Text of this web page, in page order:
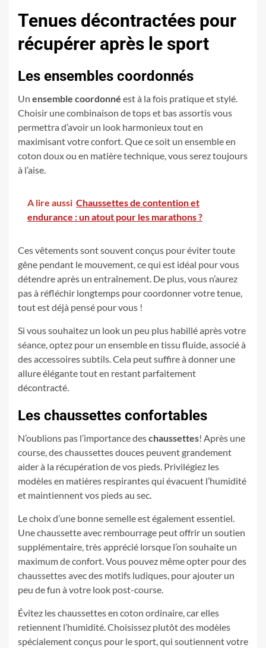
Tenues décontractées pour
récupérer après le sport
Les ensembles coordonnés
Un ensemble coordonné est à la fois pratique et stylé.
Choisir une combinaison de tops et bas assortis vous
permettra d’avoir un look harmonieux tout en
maximisant votre confort. Que ce soit un ensemble en
coton doux ou en matière technique, vous serez toujours
à l’aise.
A lire aussi Chaussettes de contention et
endurance : un atout pour les marathons ?
Ces vêtements sont souvent conçus pour éviter toute
gêne pendant le mouvement, ce qui est idéal pour vous
détendre après un entraînement. De plus, vous n’aurez
pas à réfléchir longtemps pour coordonner votre tenue,
tout est déjà pensé pour vous !
Si vous souhaitez un look un peu plus habillé après votre
séance, optez pour un ensemble en tissu fluide, associé à
des accessoires subtils. Cela peut suffire à donner une
allure élégante tout en restant parfaitement
décontracté.
Les chaussettes confortables
N’oublions pas l’importance deschaussettes! Après une
course, des chaussettes douces peuvent grandement
aider à la récupération de vos pieds. Privilégiez les
modèles en matières respirantes qui évacuent l’humidité
et maintiennent vos pieds au sec.
Le choix d’une bonne semelle est également essentiel.
Une chaussette avec rembourrage peut offrir un soutien
supplémentaire, très apprécié lorsque l’on souhaite un
maximum de confort. Vous pouvez même opter pour des
chaussettes avec des motifs ludiques, pour ajouter un
peu de fun à votre look post-course.
Évitez les chaussettes en coton ordinaire, car elles
retiennent l’humidité. Choisissez plutôt des modèles
spécialement conçus pour le sport, qui soutiennent votre